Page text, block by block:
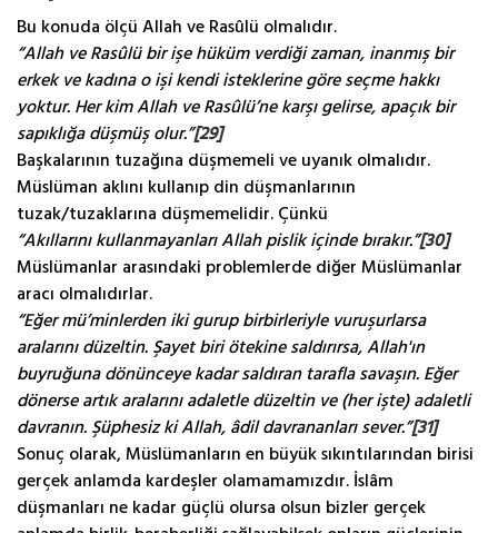
Bu konuda ölçü Allah ve Rasûlü olmalıdır.
“Allah ve Rasûlü bir işe hüküm verdiği zaman, inanmış bir
erkek ve kadına o işi kendi isteklerine göre seçme hakkı
yoktur. Her kim Allah ve Rasûlü’ne karşı gelirse, apaçık bir
sapıklığa düşmüş olur.”[29]
Başkalarının tuzağına düşmemeli ve uyanık olmalıdır.
Müslüman aklını kullanıp din düşmanlarının
tuzak/tuzaklarına düşmemelidir. Çünkü
“Akıllarını kullanmayanları Allah pislik içinde bırakır.”[30]
Müslümanlar arasındaki problemlerde diğer Müslümanlar
aracı olmalıdırlar.
“Eğer mü’minlerden iki gurup birbirleriyle vuruşurlarsa
aralarını düzeltin. Şayet biri ötekine saldırırsa, Allah'ın
buyruğuna dönünceye kadar saldıran tarafla savaşın. Eğer
dönerse artık aralarını adaletle düzeltin ve (her işte) adaletli
davranın. Şüphesiz ki Allah, âdil davrananları sever.”[31]
Sonuç olarak, Müslümanların en büyük sıkıntılarından birisi
gerçek anlamda kardeşler olamamamızdır. İslâm
düşmanları ne kadar güçlü olursa olsun bizler gerçek